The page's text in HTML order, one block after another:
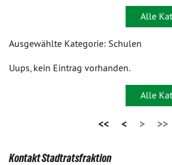
Alle
Ausgewählte Kategorie: Schulen
Uups, kein Eintrag vorhanden.
Alle
<< < > >>
Kontakt Stadtratsfraktion